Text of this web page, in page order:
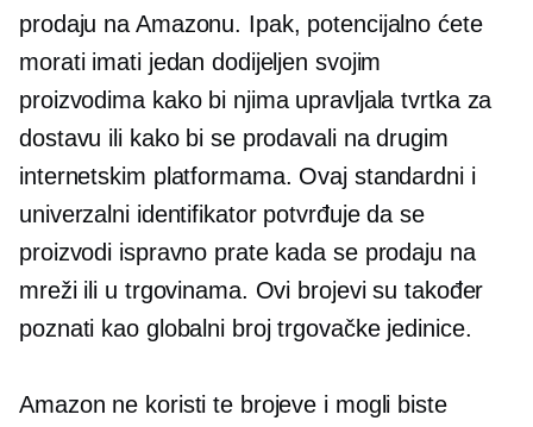
prodaju na Amazonu. Ipak, potencijalno ćete
morati imati jedan dodijeljen svojim
proizvodima kako bi njima upravljala tvrtka za
dostavu ili kako bi se prodavali na drugim
internetskim platformama. Ovaj standardni i
univerzalni identifikator potvrđuje da se
proizvodi ispravno prate kada se prodaju na
mreži ili u trgovinama. Ovi brojevi su također
poznati kao globalni broj trgovačke jedinice.
Amazon ne koristi te brojeve i mogli biste